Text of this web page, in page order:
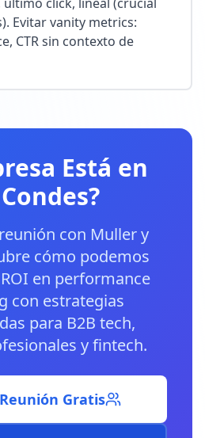
Evitar vanity metrics:
CTR sin contexto de
Está en
con Muller y
cómo podemos
en performance
con estrategias
para B2B tech,
y fintech.
Gratis